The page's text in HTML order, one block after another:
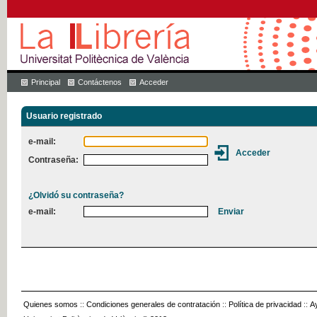
Principal Contáctenos Acceder
Usuario registrado
e-mail:
Contraseña:
¿Olvidó su contraseña?
e-mail:
Quienes somos :: Condiciones generales de contratación :: Política de privacidad ::